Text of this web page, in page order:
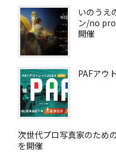
いのうえ
ン/no
開催
PAFアウ
次世代プロ写真家のため
を開催